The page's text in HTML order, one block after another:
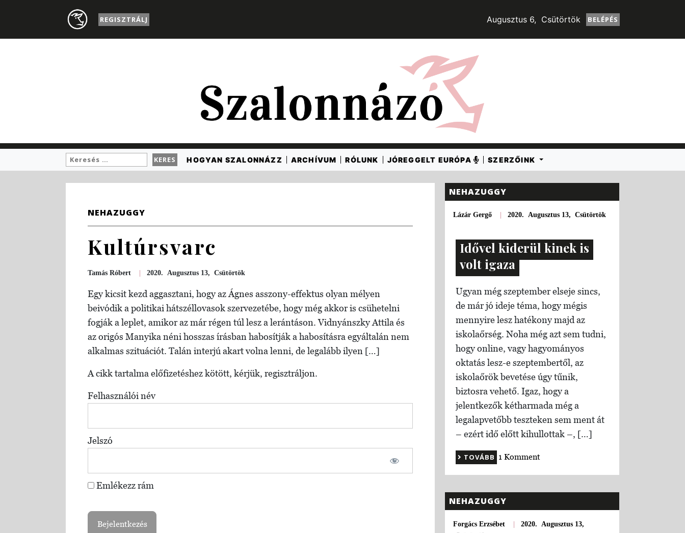
REGISZTRÁLJ Augusztus 6, Csütörtök BELÉPÉS
HOGYAN SZALONNÁZZ ARCHÍVUM RÓLUNK JÓREGGELT EURÓPA SZERZŐINK
NEHAZUGGY
Kultúrsvarc
Tamás Róbert |2020. Augusztus 13, Csütörtök
Egy kicsit kezd aggasztani, hogy az Ágnes asszony-effektus olyan mélyen
beivódik a politikai hátszéllovasok szervezetébe, hogy még akkor is csühetelni
fogják a leplet, amikor az már régen túl lesz a lerántáson. Vidnyánszky Attila és
az origós Manyika néni hosszas írásban habosítják a habosításra egyáltalán nem
alkalmas szituációt. Talán interjú akart volna lenni, de legalább ilyen […]
A cikk tartalma előfizetéshez kötött, kérjük, regisztráljon.
Felhasználói név
Jelszó
Emlékezz rám
NEHAZUGGY
Lázár Gergő |2020. Augusztus 13, Csütörtök
Idővel kiderül kinek is
volt igaza
Ugyan még szeptember elseje sincs,
de már jó ideje téma, hogy mégis
mennyire lesz hatékony majd az
iskolaőrség. Noha még azt sem tudni,
hogy online, vagy hagyományos
oktatás lesz-e szeptembertől, az
iskolaőrök bevetése úgy tűnik,
biztosra vehető. Igaz, hogy a
jelentkezők kétharmada még a
legalapvetőbb teszteken sem ment át
– ezért idő előtt kihullottak –, […]
TOVÁBB 1 Komment
NEHAZUGGY
Forgács Erzsébet |2020. Augusztus 13,